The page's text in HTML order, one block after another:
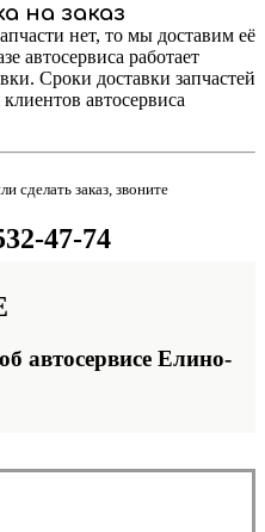
на заказ
нет, то мы доставим её
автосервиса работает
Сроки доставки запчастей
автосервиса
сделать заказ, звоните
47-74
автосервисе Елино-